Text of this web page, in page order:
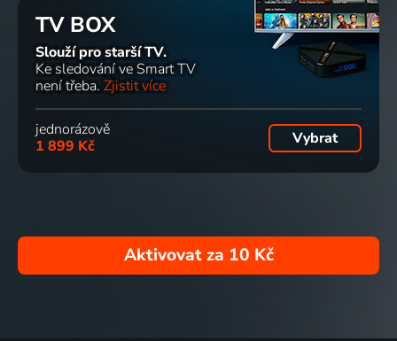
TV BOX
Slouží pro starší TV.
Ke sledování ve Smart TV
není třeba. Zjistit více
jednorázově
1 899 Kč
Vybrat
Aktivovat za 10 Kč